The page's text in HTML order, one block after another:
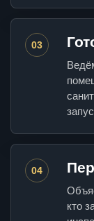
03
04
кто